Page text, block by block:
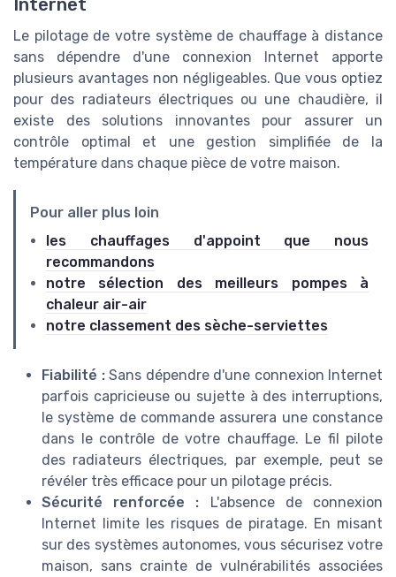
Le pilotage de votre système de chauffage à distance
sans dépendre d'une connexion Internet apporte
plusieurs avantages non négligeables. Que vous optiez
pour des radiateurs électriques ou une chaudière, il
existe des solutions innovantes pour assurer un
contrôle optimal et une gestion simplifiée de la
température dans chaque pièce de votre maison.
Pour aller plus loin
les chauffages d'appoint que nous
recommandons
notre sélection des meilleurs pompes à
chaleur air-air
notre classement des sèche-serviettes
Fiabilité :Sans dépendre d'une connexion Internet
parfois capricieuse ou sujette à des interruptions,
le système de commande assurera une constance
dans le contrôle de votre chauffage. Le fil pilote
des radiateurs électriques, par exemple, peut se
révéler très efficace pour un pilotage précis.
Sécurité renforcée : L'absence de connexion
Internet limite les risques de piratage. En misant
sur des systèmes autonomes, vous sécurisez votre
maison, sans crainte de vulnérabilités associées